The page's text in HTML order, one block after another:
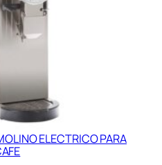
ELECTRICO PARA